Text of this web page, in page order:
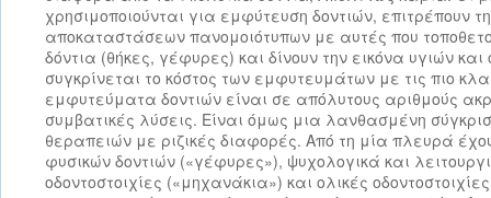
χρησιμοποιούνται για εμφύτευση δοντιών, επιτρέπουν
αποκαταστάσεων πανομοιότυπων με αυτές που
δόντια (θήκες, γέφυρες) και δίνουν την εικόνα υγιών
συγκρίνεται το κόστος των εμφυτευμάτων με τις πιο
εμφυτεύματα δοντιών είναι σε απόλυτους αριθμούς
συμβατικές λύσεις. Είναι όμως μια λανθασμένη
θεραπειών με ριζικές διαφορές. Από τη μία πλευρά
φυσικών δοντιών («γέφυρες»), ψυχολογικά και
οδοντοστοιχίες («μηχανάκια») και ολικές